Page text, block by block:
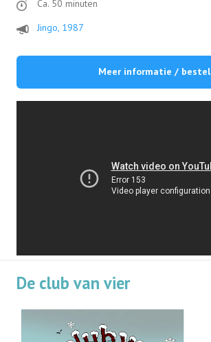
Ca. 50 minuten
Jingo, 1987
Meer informatie / bestel
De club van vier